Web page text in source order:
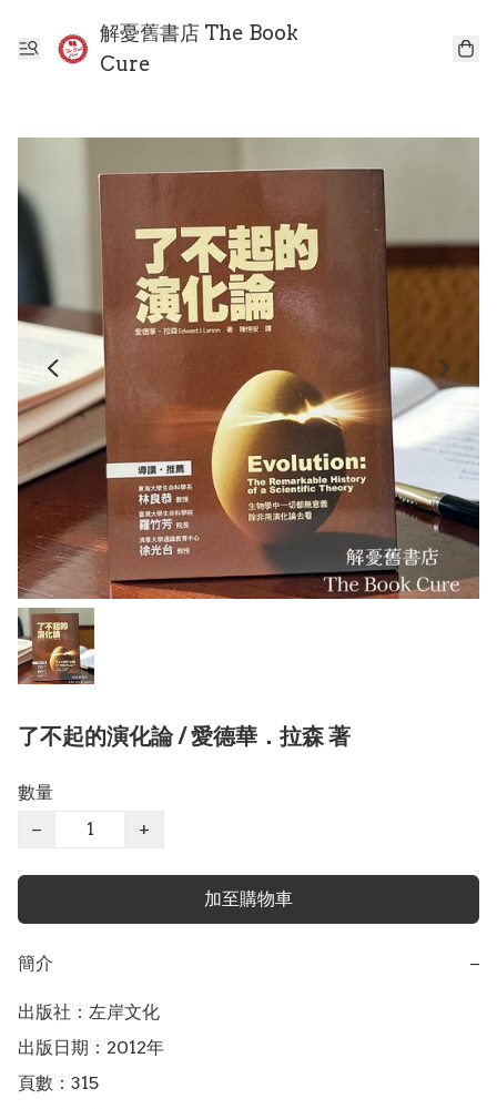
解憂舊書店 The Book
Cure
了不起的演化論 / 愛德華．拉森 著
數量
−
+
加至購物車
簡介 −
出版社：左岸文化
出版日期：2012年
頁數：315